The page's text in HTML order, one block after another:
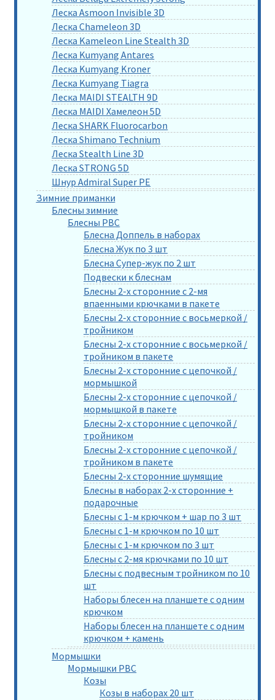
Леска Asmoon Invisible 3D
Леска Chameleon 3D
Леска Kameleon Line Stealth 3D
Леска Kumyang Antares
Леска Kumyang Kroner
Леска Kumyang Tiagra
Леска MAIDI STEALTH 9D
Леска MAIDI Хамелеон 5D
Леска SHARK Fluorocarbon
Леска Shimano Technium
Леска Stealth Line 3D
Леска STRONG 5D
Шнур Admiral Super PE
Зимние приманки
Блесны зимние
Блесны РВС
Блесна Доппель в наборах
Блесна Жук по 3 шт
Блесна Супер-жук по 2 шт
Подвески к блеснам
Блесны 2-х сторонние с 2-мя
впаенными крючками в пакете
Блесны 2-х сторонние с восьмеркой /
тройником
Блесны 2-х сторонние с восьмеркой /
тройником в пакете
Блесны 2-х сторонние с цепочкой /
мормышкой
Блесны 2-х сторонние с цепочкой /
мормышкой в пакете
Блесны 2-х сторонние с цепочкой /
тройником
Блесны 2-х сторонние с цепочкой /
тройником в пакете
Блесны 2-х сторонние шумящие
Блесны в наборах 2-х сторонние +
подарочные
Блесны с 1-м крючком + шар по 3 шт
Блесны с 1-м крючком по 10 шт
Блесны с 1-м крючком по 3 шт
Блесны с 2-мя крючками по 10 шт
Блесны с подвесным тройником по 10
шт
Наборы блесен на планшете с одним
крючком
Наборы блесен на планшете с одним
крючком + камень
Мормышки
Мормышки РВС
Козы
Козы в наборах 20 шт